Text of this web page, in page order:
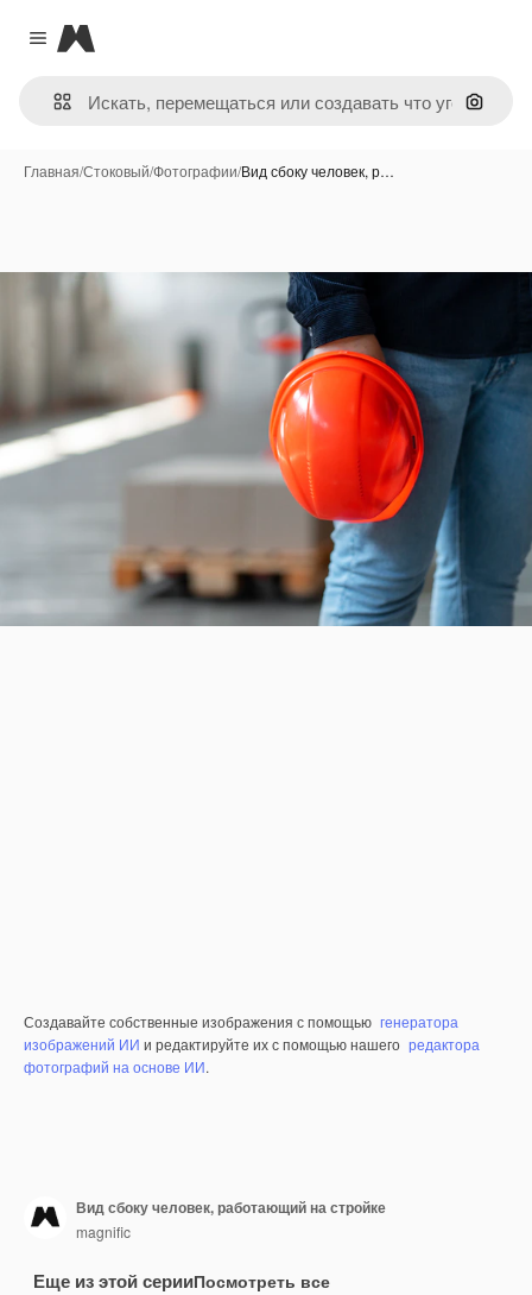
Close menu
Magnific
Поиск
Главная/Стоковый/Фотографии/Вид сбоку человек, р…
Создавайте собственные изображения с помощью генератора
изображений ИИ и редактируйте их с помощью нашего редактора
фотографий на основе ИИ.
Вид сбоку человек, работающий на стройке
magnific
Еще из этой серииПосмотреть все